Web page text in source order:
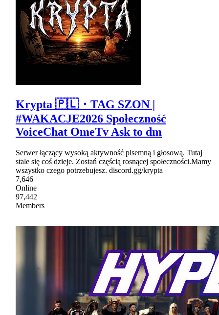
Krypta 🇵🇱・TAG SZON |
#WAKACJE2026 Społeczność
VoiceChat OmeTv Ask to dm
Serwer łączący wysoką aktywność pisemną i głosową. Tutaj
stale się coś dzieje. Zostań częścią rosnącej społeczności.Mamy
wszystko czego potrzebujesz. discord.gg/krypta
7,646
Online
97,442
Members